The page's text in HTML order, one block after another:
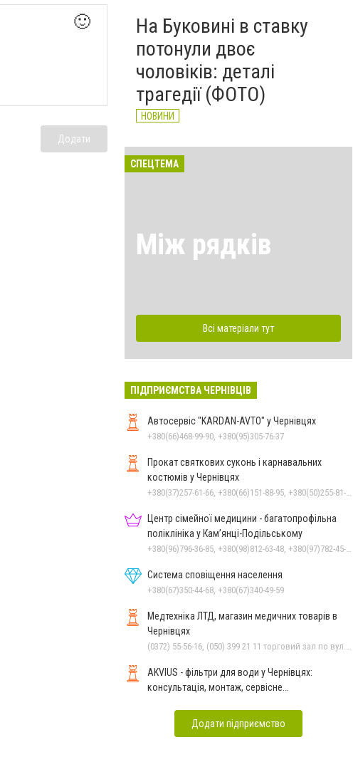
🙂
Додати
На Буковині в ставку
потонули двоє
чоловіків: деталі
трагедії (ФОТО)
НОВИНИ
СПЕЦТЕМА
Між рядків
Всі матеріали тут
ПІДПРИЄМСТВА ЧЕРНІВЦІВ
Автосервіс "KARDAN-AVTO" у Чернівцях
+380(66)468-99-90, +380(95)305-76-37
Прокат святкових суконь і карнавальних
костюмів у Чернівцях
Центр сімейної медицини - багатопрофільна
поліклініка у Кам’янці-Подільському
Система сповіщення населення
+380(67)350-44-68, +380(67)340-49-59
Медтехніка ЛТД, магазин медичних товарів в
Чернівцях
AKVIUS - фільтри для води у Чернівцях:
консультація, монтаж, сервісне
Додати підприємство